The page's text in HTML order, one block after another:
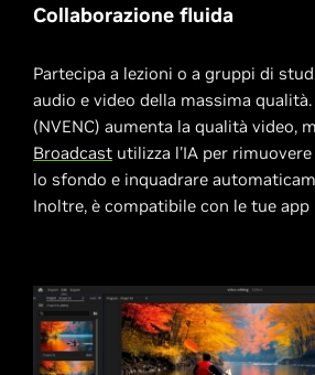
Collaborazione fluida
Partecipa a lezioni o a gruppi di
audio e video della massima
(NVENC) aumenta la qualità video,
Broadcast utilizza l'IA per
lo sfondo e inquadrare
Inoltre, è compatibile con le tue